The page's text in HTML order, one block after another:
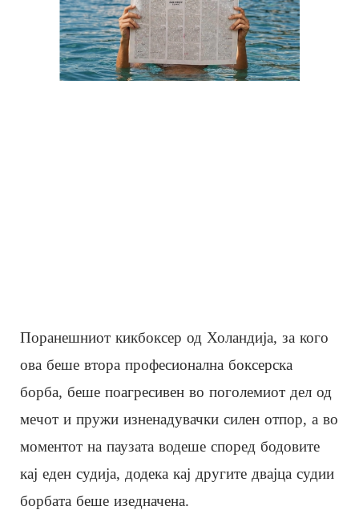
Поранешниот кикбоксер од Холандија, за кого
ова беше втора професионална боксерска
борба, беше поагресивен во поголемиот дел од
мечот и пружи изненадувачки силен отпор, а во
моментот на паузата водеше според бодовите
кај еден судија, додека кај другите двајца судии
борбата беше изедначена.